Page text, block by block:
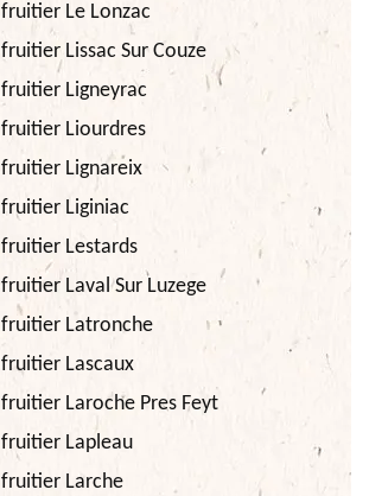
Le Lonzac
Lissac Sur Couze
Ligneyrac
fruitier Liourdres
Lignareix
Liginiac
Lestards
Laval Sur Luzege
fruitier Latronche
Lascaux
Laroche Pres Feyt
Lapleau
Larche